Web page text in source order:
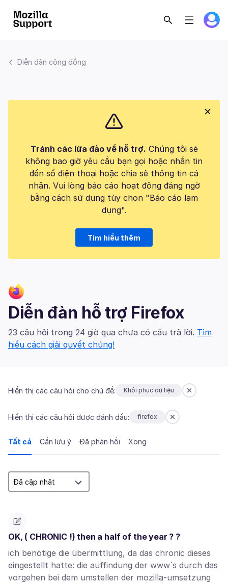
Diễn đàn cộng đồng
Tránh các lừa đảo về hỗ trợ. Chúng tôi sẽ
không bao giờ yêu cầu bạn gọi hoặc nhắn tin
đến số điện thoại hoặc chia sẻ thông tin cá
nhân. Vui lòng báo cáo hoạt động đáng ngờ
bằng cách sử dụng tùy chọn "Báo cáo lạm
dụng".
Tìm hiểu thêm
Diễn đàn hỗ trợ Firefox
23 câu hỏi trong 24 giờ qua chưa có câu trả lời. Tìm
hiểu cách giải quyết chúng!
Hiển thị các câu hỏi cho chủ đề: Khôi phục dữ liệu
Hiển thị các câu hỏi được đánh dấu: firefox
Tất cả Cần lưu ý Đã phản hồi Xong
OK, ( CHRONIC !) then a half of the year ? ?
ich benötige die übermittlung, da das chronic dieses
eingestellt hatte: die auffindung der www´s durch das
vorgehen bei dem umstellen der mozilla-umsetzung